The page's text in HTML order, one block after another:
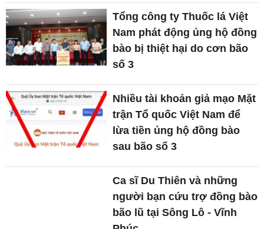
Tổng công ty Thuốc lá Việt
Nam phát động ủng hộ đồng
bào bị thiệt hại do cơn bão
số 3
Nhiều tài khoản giả mạo Mặt
trận Tổ quốc Việt Nam để
lừa tiền ủng hộ đồng bào
sau bão số 3
Ca sĩ Du Thiên và những
người bạn cứu trợ đồng bào
bão lũ tại Sông Lô - Vĩnh